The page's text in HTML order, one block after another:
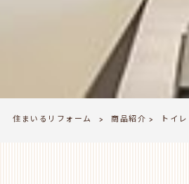
住まいるリフォーム > 商品紹介 > トイレ